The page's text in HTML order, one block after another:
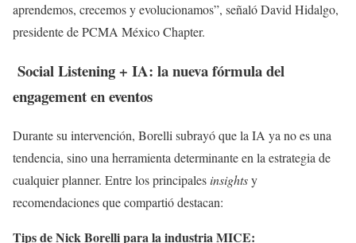
aprendemos, crecemos y evolucionamos”, señaló David Hidalgo,
presidente de PCMA México Chapter.
Social Listening + IA: la nueva fórmula del
engagement en eventos
Durante su intervención, Borelli subrayó que la IA ya no es una
tendencia, sino una herramienta determinante en la estrategia de
cualquier planner. Entre los principales insightsy
recomendaciones que compartió destacan:
Tips de Nick Borelli para la industria MICE: